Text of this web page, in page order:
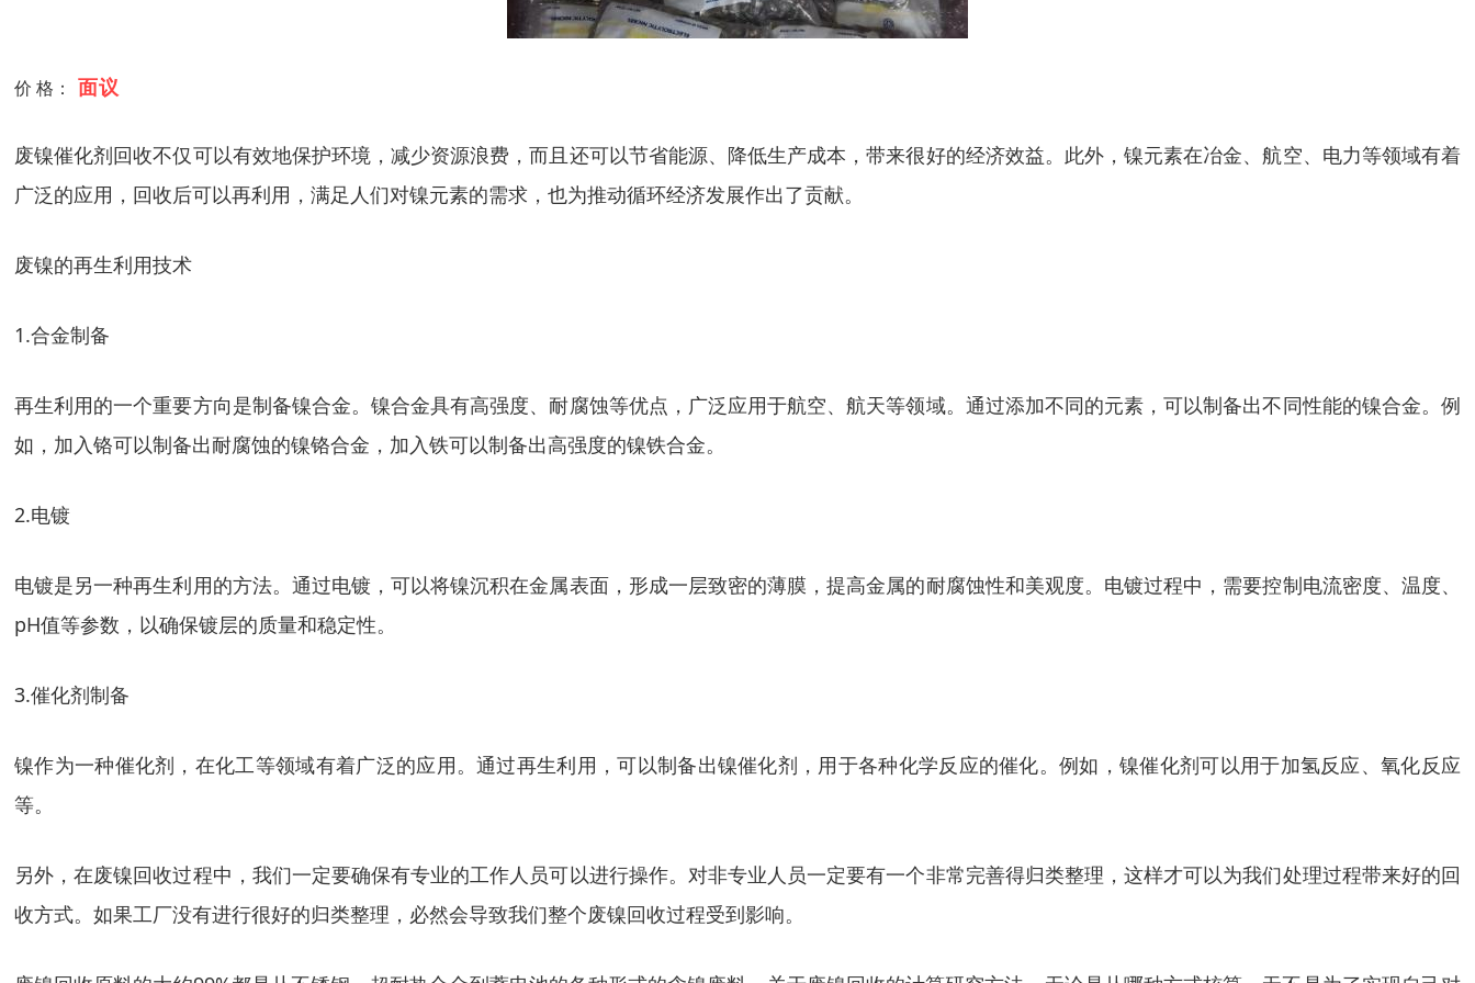
价 格： 面议
废镍催化剂回收不仅可以有效地保护环境，减少资源浪费，而且还可以节省能源、降低生产成本，带来很好的经济效益。此外，镍元素在冶金、航空、电力等领域有着
广泛的应用，回收后可以再利用，满足人们对镍元素的需求，也为推动循环经济发展作出了贡献。
废镍的再生利用技术
1.合金制备
再生利用的一个重要方向是制备镍合金。镍合金具有高强度、耐腐蚀等优点，广泛应用于航空、航天等领域。通过添加不同的元素，可以制备出不同性能的镍合金。例
如，加入铬可以制备出耐腐蚀的镍铬合金，加入铁可以制备出高强度的镍铁合金。
2.电镀
电镀是另一种再生利用的方法。通过电镀，可以将镍沉积在金属表面，形成一层致密的薄膜，提高金属的耐腐蚀性和美观度。电镀过程中，需要控制电流密度、温度、
pH值等参数，以确保镀层的质量和稳定性。
3.催化剂制备
镍作为一种催化剂，在化工等领域有着广泛的应用。通过再生利用，可以制备出镍催化剂，用于各种化学反应的催化。例如，镍催化剂可以用于加氢反应、氧化反应
等。
另外，在废镍回收过程中，我们一定要确保有专业的工作人员可以进行操作。对非专业人员一定要有一个非常完善得归类整理，这样才可以为我们处理过程带来好的回
收方式。如果工厂没有进行很好的归类整理，必然会导致我们整个废镍回收过程受到影响。